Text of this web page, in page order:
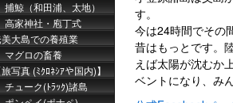
す。
今は24時間でその
昔はもっとです。
えば太陽が沈むか
ベントになり、み
捕鯨（和田浦、太地）
高家神社・庖丁式
大島での養殖業
マグロの畜養
旅写真 (ﾐｸﾛﾈｼｱや国内)】
チューク(ﾄﾗｯｸ)諸島